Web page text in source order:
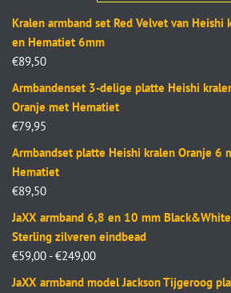
Kralen armband set Red Velvet van Heishi
en Hematiet 6mm
€89,50
Armbandenset 3-delige platte Heishi
Oranje met Hematiet
€79,95
Armbandset platte Heishi kralen Oranje 6
Hematiet
€89,50
JaXX armband 6,8 en 10 mm
Sterling zilveren eindbead
€59,00 - €249,00
JaXX armband model Jackson Tijgeroog